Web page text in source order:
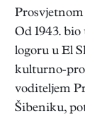
Od 1943.
logoru u El
kulturno-
voditeljem
Šibeniku,